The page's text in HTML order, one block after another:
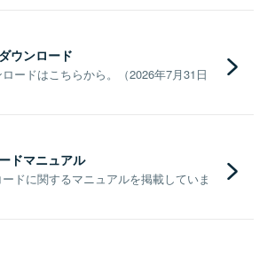
ウンロード
ードはこちらから。（2026年7月31日
ドマニュアル
ドに関するマニュアルを掲載していま